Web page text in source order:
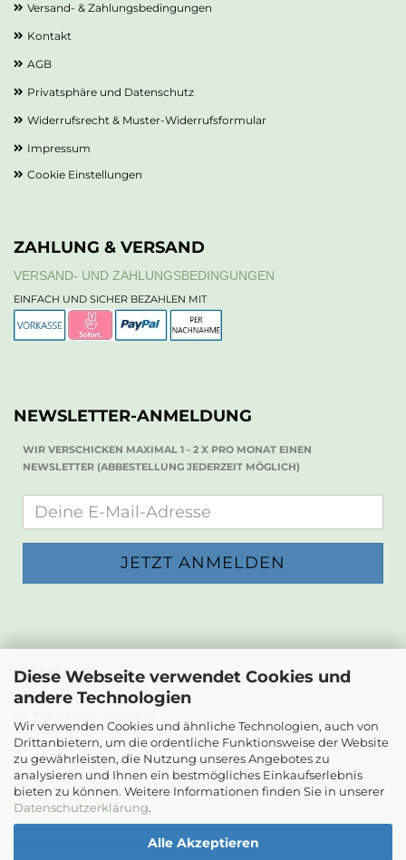
Diese Webseite verwendet Cookies und
andere Technologien
Wir verwenden Cookies und ähnliche Technologien, auch von
Drittanbietern, um die ordentliche Funktionsweise der Website
zu gewährleisten, die Nutzung unseres Angebotes zu
analysieren und Ihnen ein bestmögliches Einkaufserlebnis
bieten zu können. Weitere Informationen finden Sie in unserer
Datenschutzerklärung.
Alle Akzeptieren
Versand- & Zahlungsbedingungen
Kontakt
AGB
Privatsphäre und Datenschutz
Widerrufsrecht & Muster-Widerrufsformular
Impressum
Cookie Einstellungen
ZAHLUNG & VERSAND
VERSAND- UND ZAHLUNGSBEDINGUNGEN
EINFACH UND SICHER BEZAHLEN MIT
NEWSLETTER-ANMELDUNG
WIR VERSCHICKEN MAXIMAL 1 - 2 X PRO MONAT EINEN
NEWSLETTER (ABBESTELLUNG JEDERZEIT MÖGLICH)
KONTAKT
Die Papierwerkstatt
2232 Deutsch-Wagram
Email: info@diepapierwerkstatt.at
Tel. +43 664 5261978
Kontaktformular